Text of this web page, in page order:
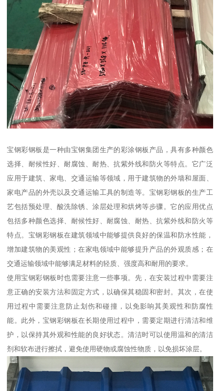
宝钢彩钢板是一种由宝钢集团生产的彩涂钢板产品，具有多种颜色
选择、耐候性好、耐腐蚀、耐热、抗紫外线和防火等特点。它广泛
应用于建筑、家电、交通运输等领域，用于建筑物的外墙和屋面、
家电产品的外壳以及交通运输工具的制造等。宝钢彩钢板的生产工
艺包括预处理、酸洗除锈、涂层处理和烘烤等步骤。它的应用优点
包括多种颜色选择、耐候性好、耐腐蚀、耐热、抗紫外线和防火等
特点。宝钢彩钢板在建筑领域中能够提供良好的保温和防水性能，
增加建筑物的美观性；在家电领域中能够提升产品的外观质感；在
交通运输领域中能够满足材料的轻质、强度高和耐用的要求。
使用宝钢彩钢板时也需要注意一些事项。先，在安装过程中需要注
意正确的安装方法和固定方式，以确保其稳固和密封。其次，在使
用过程中需要注意防止划伤和碰撞，以免影响其美观性和防腐性
能。此外，宝钢彩钢板在长期使用过程中，需要定期进行清洁和维
护，以保持其外观和性能的良好状态。清洁时可以使用温和的清洁
剂和软布进行擦拭，避免使用硬物或腐蚀性物质，以免损坏涂层。